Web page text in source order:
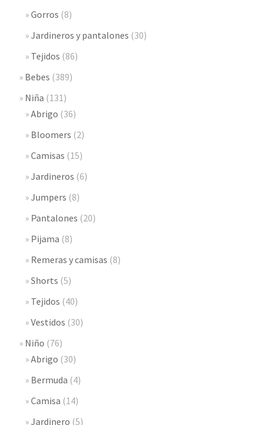
Gorros (8)
Jardineros y pantalones (30)
Tejidos (86)
Bebes (389)
Niña (131)
Abrigo (36)
Bloomers (2)
Camisas (15)
Jardineros (6)
Jumpers (8)
Pantalones (20)
Pijama (8)
Remeras y camisas (8)
Shorts (5)
Tejidos (40)
Vestidos (30)
Niño (76)
Abrigo (30)
Bermuda (4)
Camisa (14)
Jardinero (5)